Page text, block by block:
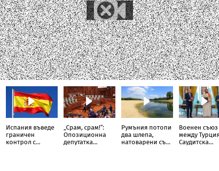
Испания въведе
граничен
контрол с
„Срам, срам!“:
Опозиционна
депутатка
Румъния потопи
два шлепа,
натоварени със
Военен съюз
между
Саудитска